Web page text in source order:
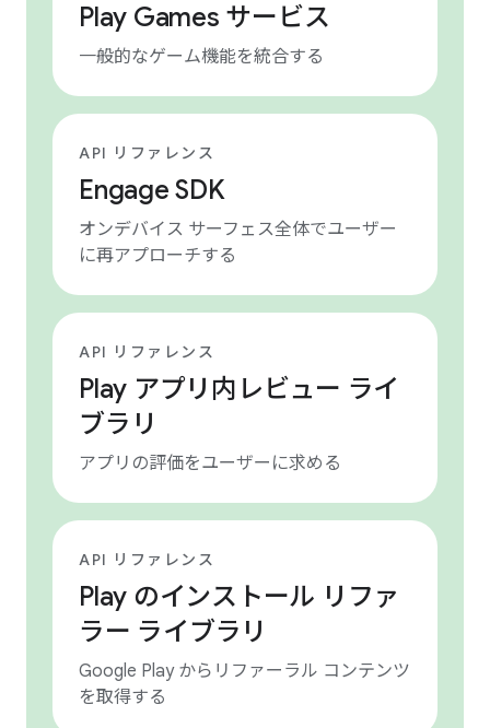
Play Games サービス
一般的なゲーム機能を統合する
API リファレンス
Engage SDK
オンデバイス サーフェス全体でユーザー
に再アプローチする
API リファレンス
Play アプリ内レビュー ライ
ブラリ
アプリの評価をユーザーに求める
API リファレンス
Play のインストール リファ
ラー ライブラリ
Google Play からリファーラル コンテンツ
を取得する